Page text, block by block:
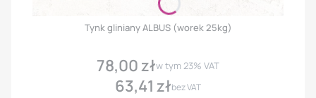
Tynk gliniany ALBUS (worek 25kg)
Cena
78,00 złw tym 23% VAT
Cena
63,41 złbez VAT